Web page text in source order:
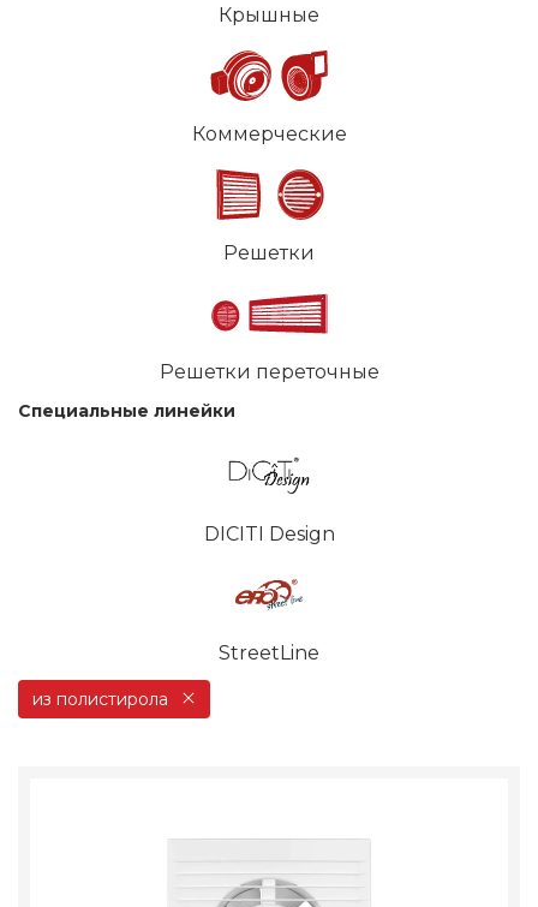
Крышные
Коммерческие
Решетки
Решетки переточные
Специальные линейки
DICITI Design
StreetLine
из полистирола